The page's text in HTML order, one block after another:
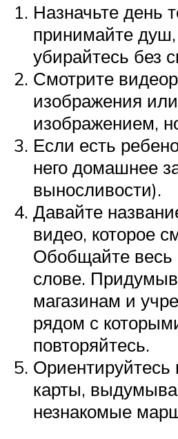
Назначьте день
принимайте
убирайтесь без
Смотрите
изображения
изображением,
Если есть
него домашнее
выносливости).
Давайте
видео, которое
Обобщайте
слове.
магазинам и
рядом с
повторяйтесь.
Ориентируйтесь
карты,
незнакомые